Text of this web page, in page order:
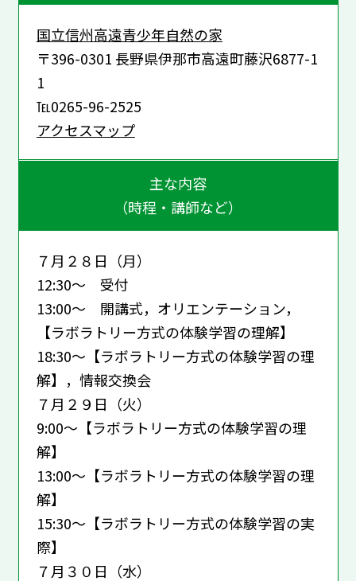
国立信州高遠青少年自然の家
〒396-0301 長野県伊那市高遠町藤沢6877-1
1
℡0265-96-2525
アクセスマップ
主な内容
（時程・講師など）
７月２８日（月）
12:30～ 受付
13:00～ 開講式，オリエンテーション，
【ラボラトリー方式の体験学習の理解】
18:30～【ラボラトリー方式の体験学習の理
解】，情報交換会
７月２９日（火）
9:00～【ラボラトリー方式の体験学習の理
解】
13:00～【ラボラトリー方式の体験学習の理
解】
15:30～【ラボラトリー方式の体験学習の実
際】
７月３０日（水）